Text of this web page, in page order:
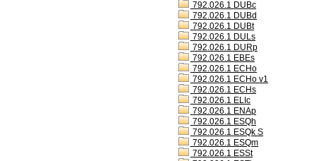
792.026.1 DUBc
792.026.1 DUBd
792.026.1 DUBt
792.026.1 DULs
792.026.1 DURp
792.026.1 EBEs
792.026.1 ECHo
792.026.1 ECHo v1
792.026.1 ECHs
792.026.1 ELIc
792.026.1 ENAp
792.026.1 ESQh
792.026.1 ESQk S
792.026.1 ESQm
792.026.1 ESSt